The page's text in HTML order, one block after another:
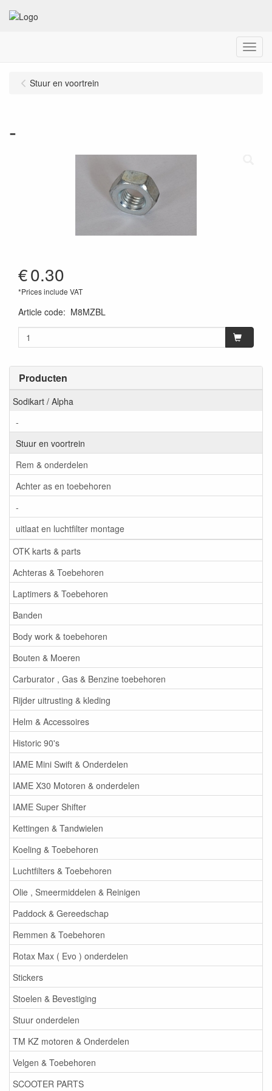
Menu
Producten
Sodikart / Alpha
-
Stuur en voortrein
Rem & onderdelen
Achter as en toebehoren
-
uitlaat en luchtfilter montage
OTK karts & parts
Achteras & Toebehoren
Laptimers & Toebehoren
Banden
Body work & toebehoren
Bouten & Moeren
Carburator , Gas & Benzine toebehoren
Rijder uitrusting & kleding
Helm & Accessoires
Historic 90's
IAME Mini Swift & Onderdelen
IAME X30 Motoren & onderdelen
IAME Super Shifter
Kettingen & Tandwielen
Koeling & Toebehoren
Luchtfilters & Toebehoren
Olie , Smeermiddelen & Reinigen
Paddock & Gereedschap
Remmen & Toebehoren
Rotax Max ( Evo ) onderdelen
Stickers
Stoelen & Bevestiging
Stuur onderdelen
TM KZ motoren & Onderdelen
Velgen & Toebehoren
SCOOTER PARTS
Stuur en voortrein
-
€0.30
*Prices include VAT
Article code: M8MZBL